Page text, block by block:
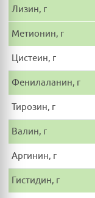
Лизин, г
Метионин, г
Цистеин, г
Фенилаланин, г
Тирозин, г
Валин, г
Аргинин, г
Гистидин, г